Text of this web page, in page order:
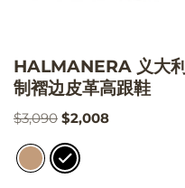
HALMANERA 义大利
制褶边皮革高跟鞋
$3,090 $2,008